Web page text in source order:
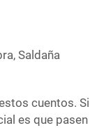
Saldaña
cuentos. Si
es que pasen